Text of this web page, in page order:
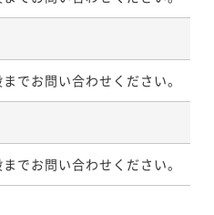
でお問い合わせください。
でお問い合わせください。